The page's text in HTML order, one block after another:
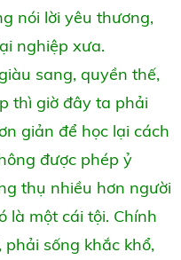
nói lời yêu thương,
nghiệp xưa.
sang, quyền thế,
thì giờ đây ta phải
giản để học lại cách
được phép ỷ
thụ nhiều hơn người
là một cái tội. Chính
sống khắc khổ,